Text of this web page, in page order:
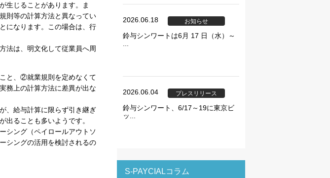
生じることがあります。ま
則等の計算方法と異なってい
になります。この場合は、行
法は、明文化して従業員へ周
と、②就業規則を定めなくて
務上の計算方法に差異が出な
、給与計算に限らず引き継ぎ
出ることも多いようです。
シング（ペイロールアウトソ
シングの活用を検討されるの
2026.06.18 お知らせ
鈴与シンワートは6月 17 日（水）～
...
2026.06.04 プレスリリース
鈴与シンワート、6/17～19に東京ビ
ッ...
S-PAYCIALコラム
Cookie の確認と管理
を訪れると、ブラウザに情報が保存される、またはブ
た情報が取得されることがあります。情報の主な保存
り、対象となるのはサイト訪問者に関する情報、サイト
、デバイス情報などです。これらの情報はサイトを正
的を中心に使われます。個人を直接特定できる情報が
通常ありませんが、Web サイトのパーソナライズに使
ます。鈴与シンワートではプライバシーの権利を尊重
Cookie については有効化を拒否できるよう配慮してい